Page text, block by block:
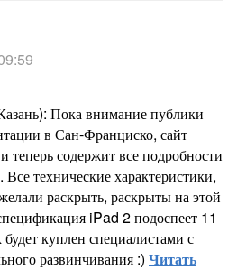
Пока внимание публики
в Сан-Франциско, сайт
теперь содержит все подробности
технические характеристики,
раскрыть, раскрыты на этой
iPad 2 подоспеет 11
куплен специалистами с
развинчивания :) Читать